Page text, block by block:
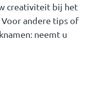
creativiteit bij het
Voor andere tips of
neemt u